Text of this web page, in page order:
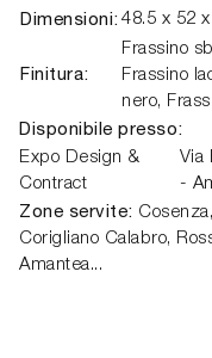
Dimensioni: 48.5 x 52
Finitura:
Frassino
Frassino
nero,
Disponibile presso:
Expo Design &
Contract
Via
-
Zone servite:
Corigliano Calabro,
Amantea...